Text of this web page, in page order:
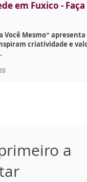
em Fuxico -
Você Mesmo”
criatividade e
a